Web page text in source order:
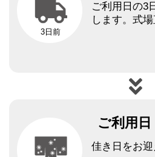
3日前
ご利用日の3
します。 式
ご利用日
佳き日をお迎